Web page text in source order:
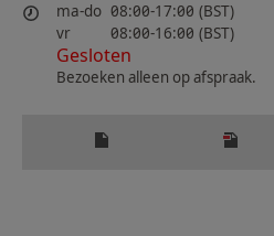
ma-do 08:00-17:00 (BST)
vr
08:00-16:00 (BST)
Gesloten
Bezoeken alleen op afspraak.